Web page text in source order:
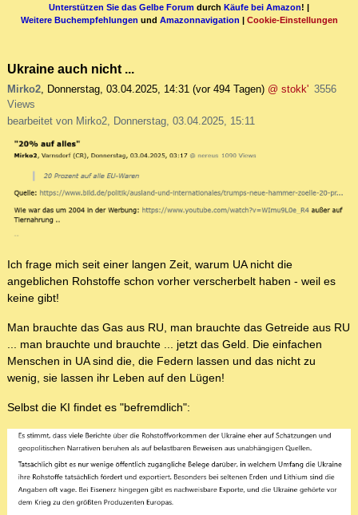
Unterstützen Sie das Gelbe Forum durch Käufe bei Amazon! |
Weitere Buchempfehlungen und Amazonnavigation | Cookie-Einstellungen
Ukraine auch nicht ...
Mirko2, Donnerstag, 03.04.2025, 14:31 (vor 494 Tagen) @ stokk' 3556
Views
bearbeitet von Mirko2, Donnerstag, 03.04.2025, 15:11
Ich frage mich seit einer langen Zeit, warum UA nicht die
angeblichen Rohstoffe schon vorher verscherbelt haben - weil es
keine gibt!
Man brauchte das Gas aus RU, man brauchte das Getreide aus RU
... man brauchte und brauchte ... jetzt das Geld. Die einfachen
Menschen in UA sind die, die Federn lassen und das nicht zu
wenig, sie lassen ihr Leben auf den Lügen!
Selbst die KI findet es "befremdlich":